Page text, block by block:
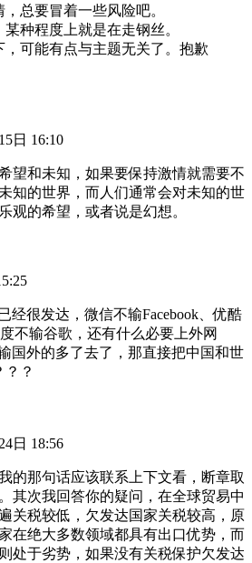
总要冒着一些风险吧。
种程度上就是在走钢丝。
，可能有点与主题无关了。抱歉
日 16:10
望和未知，如果要保持激情就需要不
知的世界，而人们通常会对未知的世
观的希望，或者说是幻想。
经很发达，微信不输Facebook、优酷
不输谷歌，还有什么必要上外网
外的多了去了，那直接把中国和世
？
日 18:56
的那句话应该联系上下文看，断章取
其次我回答你的疑问，在全球贸易中
关税较低，欠发达国家关税较高，原
在绝大多数领域都具有出口优势，而
处于劣势，如果没有关税保护欠发达